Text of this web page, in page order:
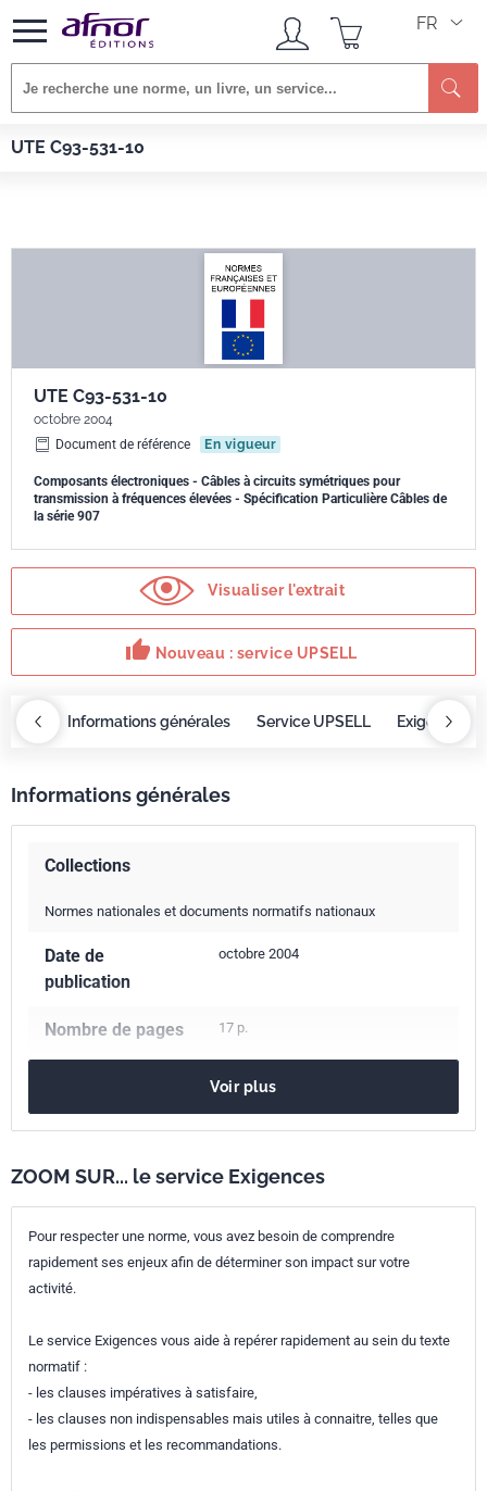
FR
UTE C93-531-10
Afnor EDITIONS Normes
UTE C93-531-10
octobre 2004
Document de référence
En vigueur
Composants électroniques - Câbles à circuits symétriques pour
transmission à fréquences élevées - Spécification Particulière Câbles de
la série 907
Visualiser l'extrait
thumb_up Nouveau : service UPSELL
Informations générales Service UPSELL Exigences
Informations générales
Collections
Normes nationales et documents normatifs nationaux
Date de
publication
octobre 2004
Nombre de pages 17 p.
Codes ICS
33.040.50Lignes, raccordements et circuits
Voir plus
ZOOM SUR... le service Exigences
Pour respecter une norme, vous avez besoin de comprendre
rapidement ses enjeux afin de déterminer son impact sur votre
activité.
Le service Exigences vous aide à repérer rapidement au sein du texte
normatif :
- les clauses impératives à satisfaire,
- les clauses non indispensables mais utiles à connaitre, telles que
les permissions et les recommandations.